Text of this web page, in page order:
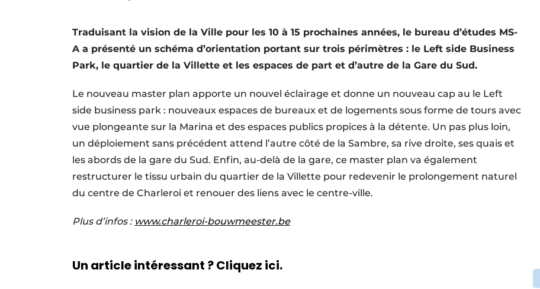
Video’s
Traduisant la vision de la Ville pour les 10 à 15 prochaines années, le bureau d’études MS-
A a présenté un schéma d’orientation portant sur trois périmètres : le Left side Business
Park, le quartier de la Villette et les espaces de part et d’autre de la Gare du Sud.
Le nouveau master plan apporte un nouvel éclairage et donne un nouveau cap au le Left
side business park : nouveaux espaces de bureaux et de logements sous forme de tours avec
vue plongeante sur la Marina et des espaces publics propices à la détente. Un pas plus loin,
un déploiement sans précédent attend l’autre côté de la Sambre, sa rive droite, ses quais et
les abords de la gare du Sud. Enfin, au-delà de la gare, ce master plan va également
restructurer le tissu urbain du quartier de la Villette pour redevenir le prolongement naturel
du centre de Charleroi et renouer des liens avec le centre-ville.
Plus d’infos : www.charleroi-bouwmeester.be
Un article intéressant ? Cliquez ici.